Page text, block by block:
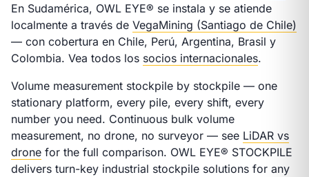
En Sudamérica, OWL EYE® se instala y se atiende
localmente a través de VegaMining (Santiago de Chile)
— con cobertura en Chile, Perú, Argentina, Brasil y
Colombia. Vea todos los socios internacionales.
Volume measurement stockpile by stockpile — one
stationary platform, every pile, every shift, every
number you need. Continuous bulk volume
measurement, no drone, no surveyor — see LiDAR vs
drone for the full comparison. OWL EYE® STOCKPILE
delivers turn-key industrial stockpile solutions for any